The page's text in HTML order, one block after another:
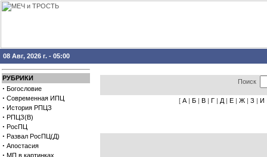
08 Авг, 2026 г. - 05:00
РУБРИКИ
· Богословие
· Современная ИПЦ
· История РПЦЗ
· РПЦЗ(В)
· РосПЦ
· Развал РосПЦ(Д)
· Апостасия
· МП в картинках
Поиск
[ А | Б | В | Г | Д | Е | Ж | З | И